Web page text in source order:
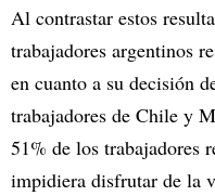
Al contrastar estos
trabajadores argentinos
en cuanto a su decisión
trabajadores de Chile y
51% de los trabajadores
impidiera disfrutar de la